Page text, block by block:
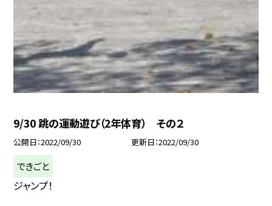
9/30 跳の運動遊び（2年体育） その２
公開日 2022/09/30 更新日 2022/09/30
できごと
ジャンプ！